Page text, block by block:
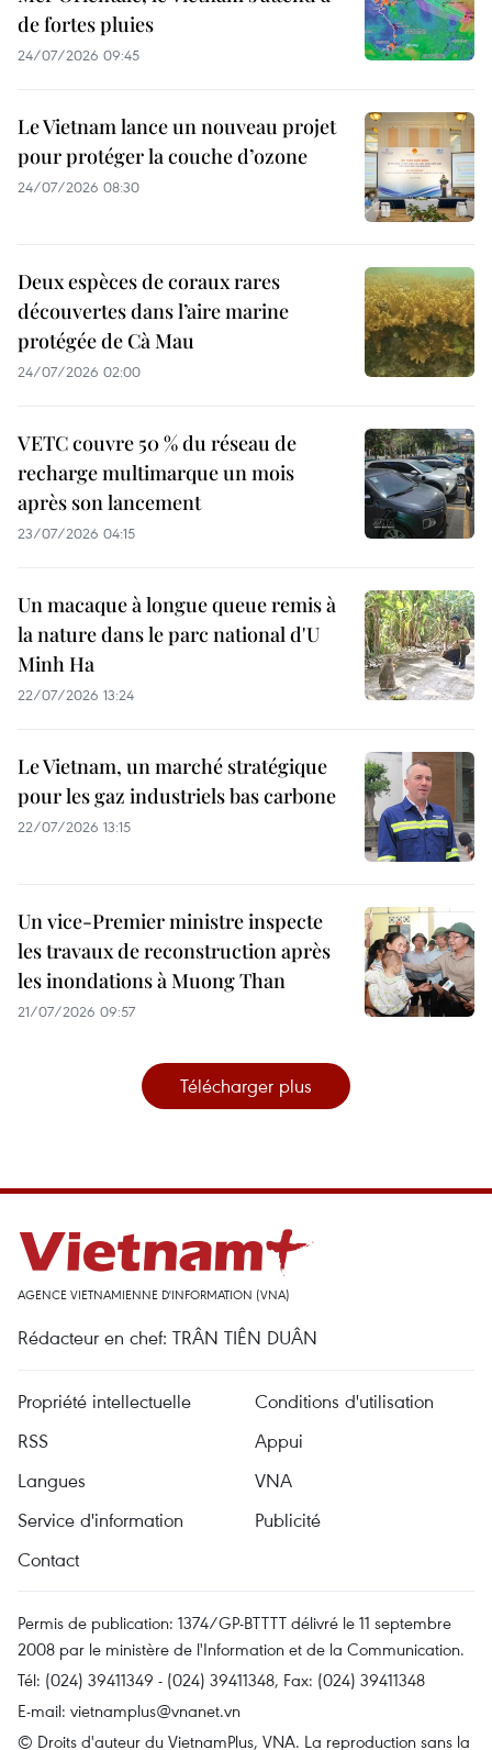
de fortes pluies
24/07/2026 09:45
Le Vietnam lance un nouveau projet
pour protéger la couche d’ozone
24/07/2026 08:30
Deux espèces de coraux rares
découvertes dans l’aire marine
protégée de Cà Mau
24/07/2026 02:00
VETC couvre 50 % du réseau de
recharge multimarque un mois
après son lancement
23/07/2026 04:15
Un macaque à longue queue remis à
la nature dans le parc national d'U
Minh Ha
22/07/2026 13:24
Le Vietnam, un marché stratégique
pour les gaz industriels bas carbone
22/07/2026 13:15
Un vice-Premier ministre inspecte
les travaux de reconstruction après
les inondations à Muong Than
21/07/2026 09:57
Télécharger plus
AGENCE VIETNAMIENNE D'INFORMATION (VNA)
Rédacteur en chef: TRÂN TIÊN DUÂN
Propriété intellectuelle
Conditions d'utilisation
RSS
Appui
Langues
VNA
Service d'information
Publicité
Contact
Permis de publication: 1374/GP-BTTTT délivré le 11 septembre
2008 par le ministère de l'Information et de la Communication.
Tél: (024) 39411349 - (024) 39411348, Fax: (024) 39411348
E-mail: vietnamplus@vnanet.vn
© Droits d'auteur du VietnamPlus, VNA. La reproduction sans la